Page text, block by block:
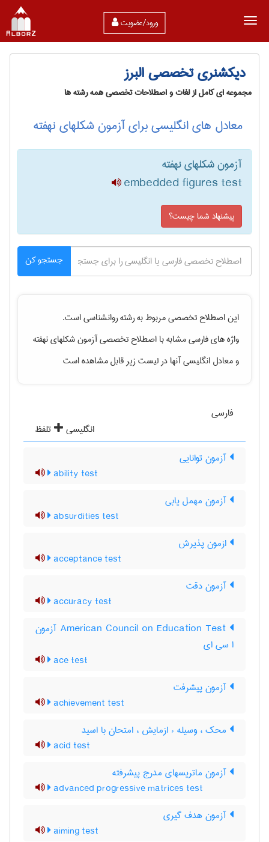
ورود/عضویت
دیکشنری تخصصی البرز
مجموعه ای کامل از لغات و اصطلاحات تخصصی همه رشته ها
معادل های انگلیسی برای آزمون شکلهای نهفته
آزمون شکلهای نهفته
embedded figures test
پیشنهاد شما چیست؟
جستجو کن
این اصطلاح تخصصی مربوط به رشتهروانشناسیاست.
واژه های فارسی مشابه با اصطلاح تخصصیآزمون شکلهای نهفته
و معادل انگلیسی آنها در لیست زیر قابل مشاهده است
فارسی
انگلیسی
تلفظ
آزمون توانایی
ability test
آزمون مهمل یابی
absurdities test
ازمون پذیرش
acceptance test
آزمون دقت
accuracy test
‎American Council on Education Test آزمون
ا سی ای
ace test
آزمون پيشرفت
achievement test
محک ، وسیله ء ازمایش ، امتحان با اسید
acid test
آزمون ماتریسهای مدرج پیشرفته
advanced progressive matrices test
آزمون هدف گیری
aiming test